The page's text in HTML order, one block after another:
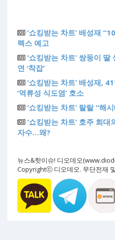
‘쇼킹받는 차트’ 배성재
렉스 예고
‘쇼킹받는 차트’ 쌍둥이
연 ‘착잡’
‘쇼킹받는 차트’ 배성재,
‘역류성 식도염’ 호소
‘쇼킹받는 차트’ 랄랄 “해
‘쇼킹받는 차트’ 호주 희
자수…왜?
뉴스&핫이슈! 디오데오
Copyrightⓒ 디오데오. 무단전재